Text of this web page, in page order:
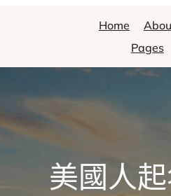
Home
Pages
美國人